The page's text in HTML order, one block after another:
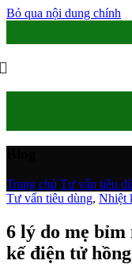
Bỏ qua nội dung chính
Trang chủ Tư vấn tiêu
Tư vấn tiêu dùng, Nhiệt
6 lý do mẹ bỉm
kế điện tử